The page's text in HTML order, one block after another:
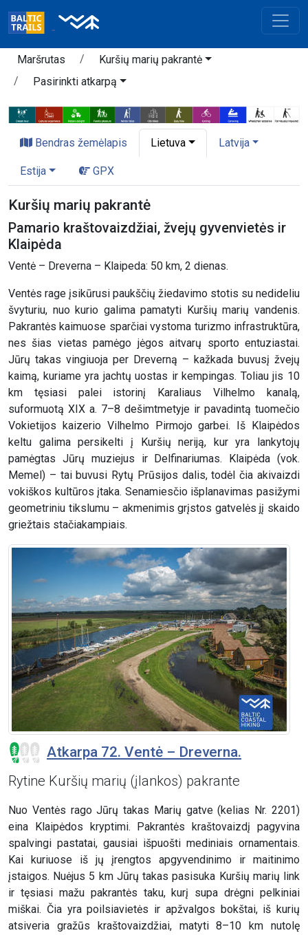
Maršrutas
Kuršių marių pakrantė
Pasirinkti atkarpą
Bendras žemėlapis Lietuva Latvija
Estija GPX
Kuršių marių pakrantė
Pamario kraštovaizdžiai, žvejų gyvenvietės ir
Klaipėda
Ventė – Dreverna – Klaipeda: 50 km, 2 dienas.
Ventės rage įsikūrusi paukščių žiedavimo stotis su nedideliu
švyturiu, nuo kurio galima pamatyti Kuršių marių vandenis.
Pakrantės kaimuose sparčiai vystoma turizmo infrastruktūra,
nes šias vietas pamėgo jėgos aitvarų sporto entuziastai.
Jūrų takas vingiuoja per Dreverną – kažkada buvusį žvejų
kaimą, kuriame yra jachtų uostas ir kempingas. Toliau jis 10
km tęsiasi palei istorinį Karaliaus Vilhelmo kanalą,
suformuotą XIX a. 7–8 dešimtmetyje ir pavadintą tuomečio
Vokietijos kaizerio Vilhelmo Pirmojo garbei. Iš Klaipėdos
keltu galima persikelti į Kuršių neriją, kur yra lankytojų
pamėgtas Jūrų muziejus ir Delfinariumas. Klaipėda (vok.
Memel) – tai buvusi Rytų Prūsijos dalis, todėl čia akivaizdi
vokiškos kultūros įtaka. Senamiesčio išplanavimas pasižymi
geometriniu tikslumu – akmenimis grįstos gatvelės jį skaido
griežtais stačiakampiais.
Atkarpa 72. Ventė – Dreverna.
Rytine Kuršių marių (įlankos) pakrante
Nuo Ventės rago Jūrų takas Marių gatve (kelias Nr. 2201)
eina Klaipėdos kryptimi. Pakrantės kraštovaizdį pagyvina
spalvingi pastatai, gausiai išpuošti mediniais ornamentais.
Kai kuriuose iš jų įrengtos apgyvendinimo ir maitinimo
įstaigos. Nuėjus 5 km Jūrų takas pasisuka Kuršių marių link
ir tęsiasi mažu pakrantės taku, kurį supa drėgni pelkiniai
miškai. Čia yra poilsiavietės ir apžvalgos bokštai, iš kurių
atsiveria gražūs kraštovaizdžiai, matyti 8–10 km nutolę